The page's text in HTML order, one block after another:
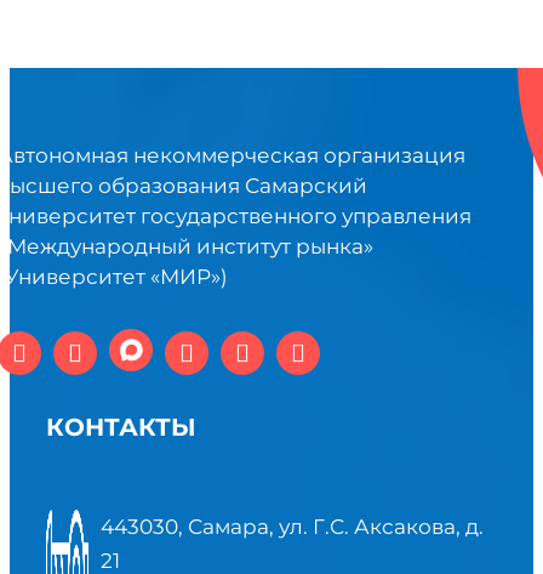
некоммерческая организация
образования Самарский
государственного управления
институт рынка»
«МИР»)
КОНТАКТЫ
443030, Самара, ул. Г.С. Аксакова, д.
21